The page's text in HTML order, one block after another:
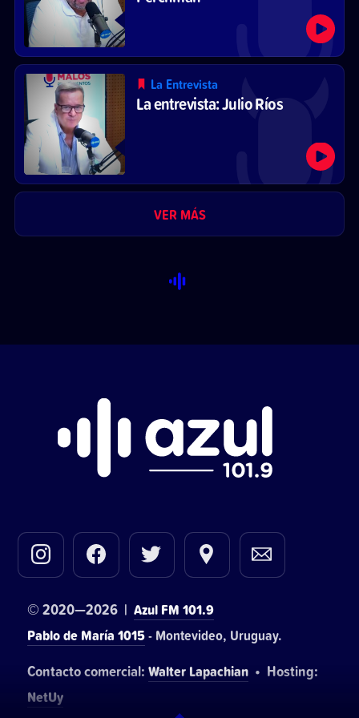
La Entrevista
La entrevista: Julio Ríos
VER MÁS
© 2020—2026 | Azul FM 101.9
Pablo de María 1015- Montevideo, Uruguay.
Contacto comercial: Walter Lapachian• Hosting:
NetUy